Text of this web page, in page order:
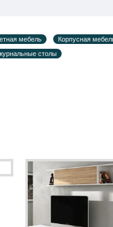
мебель Корпусная
столы